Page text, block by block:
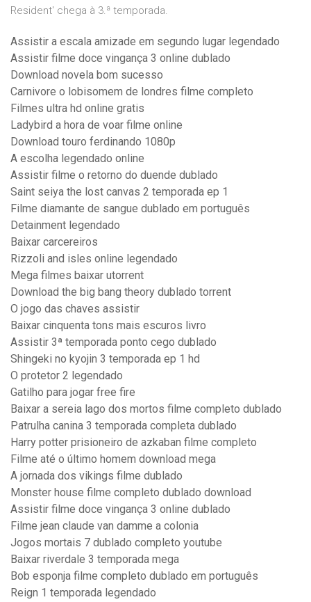
Resident' chega à 3.ª temporada.
Assistir a escala amizade em segundo lugar legendado
Assistir filme doce vingança 3 online dublado
Download novela bom sucesso
Carnivore o lobisomem de londres filme completo
Filmes ultra hd online gratis
Ladybird a hora de voar filme online
Download touro ferdinando 1080p
A escolha legendado online
Assistir filme o retorno do duende dublado
Saint seiya the lost canvas 2 temporada ep 1
Filme diamante de sangue dublado em português
Detainment legendado
Baixar carcereiros
Rizzoli and isles online legendado
Mega filmes baixar utorrent
Download the big bang theory dublado torrent
O jogo das chaves assistir
Baixar cinquenta tons mais escuros livro
Assistir 3ª temporada ponto cego dublado
Shingeki no kyojin 3 temporada ep 1 hd
O protetor 2 legendado
Gatilho para jogar free fire
Baixar a sereia lago dos mortos filme completo dublado
Patrulha canina 3 temporada completa dublado
Harry potter prisioneiro de azkaban filme completo
Filme até o último homem download mega
A jornada dos vikings filme dublado
Monster house filme completo dublado download
Assistir filme doce vingança 3 online dublado
Filme jean claude van damme a colonia
Jogos mortais 7 dublado completo youtube
Baixar riverdale 3 temporada mega
Bob esponja filme completo dublado em português
Reign 1 temporada legendado